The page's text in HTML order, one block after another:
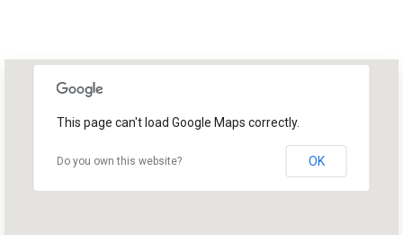
This page can't load Google Maps correctly.
Do you own this website? OK